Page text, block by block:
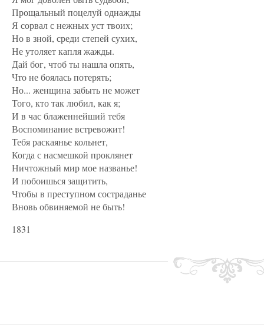
Прощальный поцелуй однажды
Я сорвал с нежных уст твоих;
Но в зной, среди степей сухих,
Не утоляет капля жажды.
Дай бог, чтоб ты нашла опять,
Что не боялась потерять;
Но... женщина забыть не может
Того, кто так любил, как я;
И в час блаженнейший тебя
Воспоминание встревожит!
Тебя раскаянье кольнет,
Когда с насмешкой проклянет
Ничтожный мир мое названье!
И побоишься защитить,
Чтобы в преступном состраданье
Вновь обвиняемой не быть!
1831